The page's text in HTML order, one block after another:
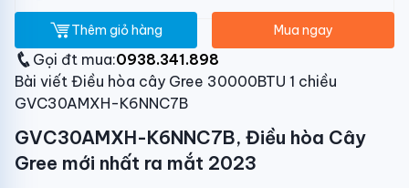
Thêm giỏ hàng Mua ngay
Gọi đt mua:0938.341.898
Bài viết Điều hòa cây Gree 30000BTU 1 chiều
GVC30AMXH-K6NNC7B
GVC30AMXH-K6NNC7B, Điều hòa Cây
Gree mới nhất ra mắt 2023